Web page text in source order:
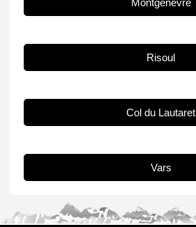
Risoul
Col du Lautaret
Vars